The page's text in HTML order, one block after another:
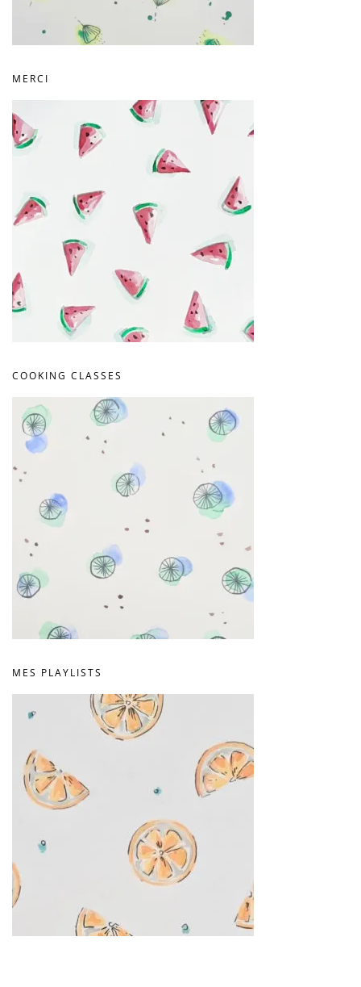
MERCI
COOKING CLASSES
MES PLAYLISTS